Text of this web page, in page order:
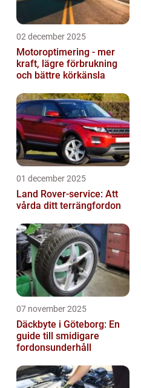
02 december 2025
Motoroptimering - mer
kraft, lägre förbrukning
och bättre körkänsla
01 december 2025
Land Rover-service: Att
vårda ditt terrängfordon
07 november 2025
Däckbyte i Göteborg: En
guide till smidigare
fordonsunderhåll